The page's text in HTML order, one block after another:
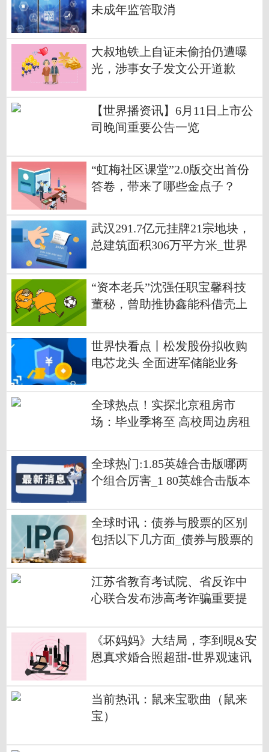
未成年监管取消
大叔地铁上自证未偷拍仍遭曝
光，涉事女子发文公开道歉
【世界播资讯】6月11日上市公
司晚间重要公告一览
“虹梅社区课堂”2.0版交出首份
答卷，带来了哪些金点子？
武汉291.7亿元挂牌21宗地块，
总建筑面积306万平方米_世界
“资本老兵”沈强任职宝馨科技
董秘，曾助推协鑫能科借壳上
世界快看点丨松发股份拟收购
电芯龙头 全面进军储能业务
全球热点！实探北京租房市
场：毕业季将至 高校周边房租
全球热门:1.85英雄合击版哪两
个组合厉害_1 80英雄合击版本
全球时讯：债券与股票的区别
包括以下几方面_债券与股票的
江苏省教育考试院、省反诈中
心联合发布涉高考诈骗重要提
《坏妈妈》大结局，李到晛&安
恩真求婚合照超甜-世界观速讯
当前热讯：鼠来宝歌曲（鼠来
宝）